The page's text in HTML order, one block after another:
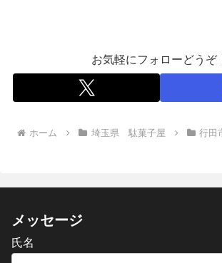
お気軽にフォローどうぞ
ホーム 埼玉県 駄菓子屋 行田
メッセージ
氏名